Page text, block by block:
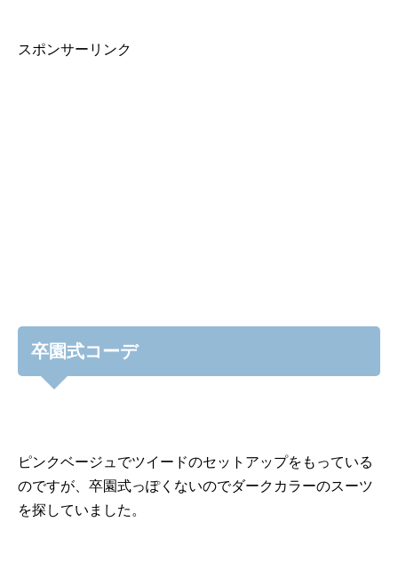
スポンサーリンク
卒園式コーデ
ピンクベージュでツイードのセットアップをもっている
のですが、卒園式っぽくないのでダークカラーのスーツ
を探していました。